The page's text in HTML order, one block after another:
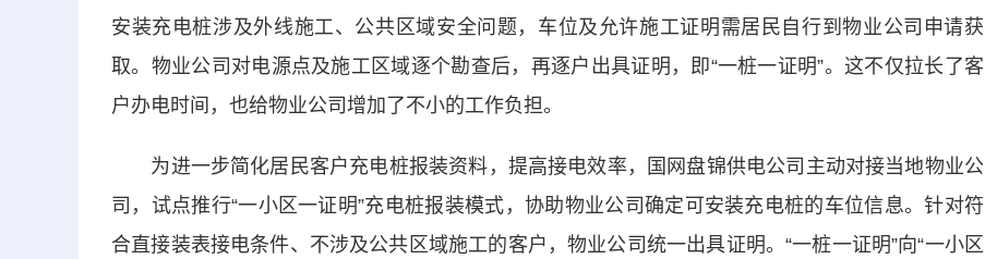
安装充电桩涉及外线施工、公共区域安全问题，车位及允许施工证明需居民自行到物业公司申请获
取。物业公司对电源点及施工区域逐个勘查后，再逐户出具证明，即“一桩一证明”。这不仅拉长了客
户办电时间，也给物业公司增加了不小的工作负担。
为进一步简化居民客户充电桩报装资料，提高接电效率，国网盘锦供电公司主动对接当地物业公
司，试点推行“一小区一证明”充电桩报装模式，协助物业公司确定可安装充电桩的车位信息。针对符
合直接装表接电条件、不涉及公共区域施工的客户，物业公司统一出具证明。“一桩一证明”向“一小区